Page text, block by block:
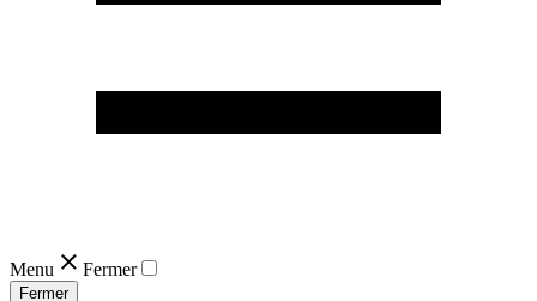
Menu Fermer
Fermer